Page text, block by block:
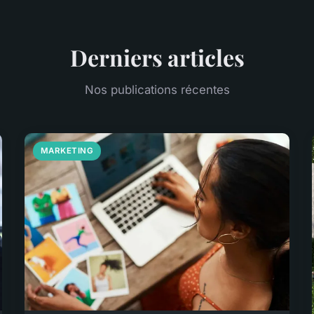
Derniers articles
Nos publications récentes
MARKETING